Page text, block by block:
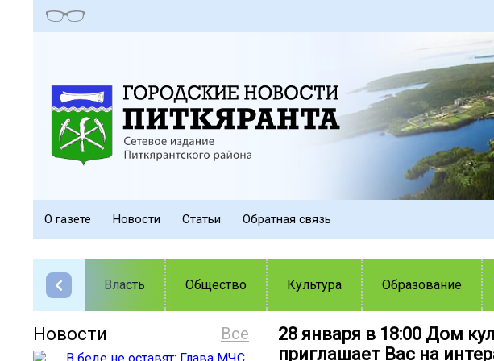
О газете Новости Статьи Обратная связь
Власть Общество Культура Образование
Все
Новости
28 января в 18:00 Дом
приглашает Вас на